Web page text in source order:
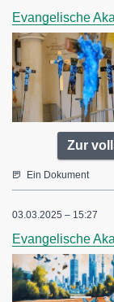
Evangelische
Zur
Ein Dokument
03.03.2025 – 15:27
Evangelische